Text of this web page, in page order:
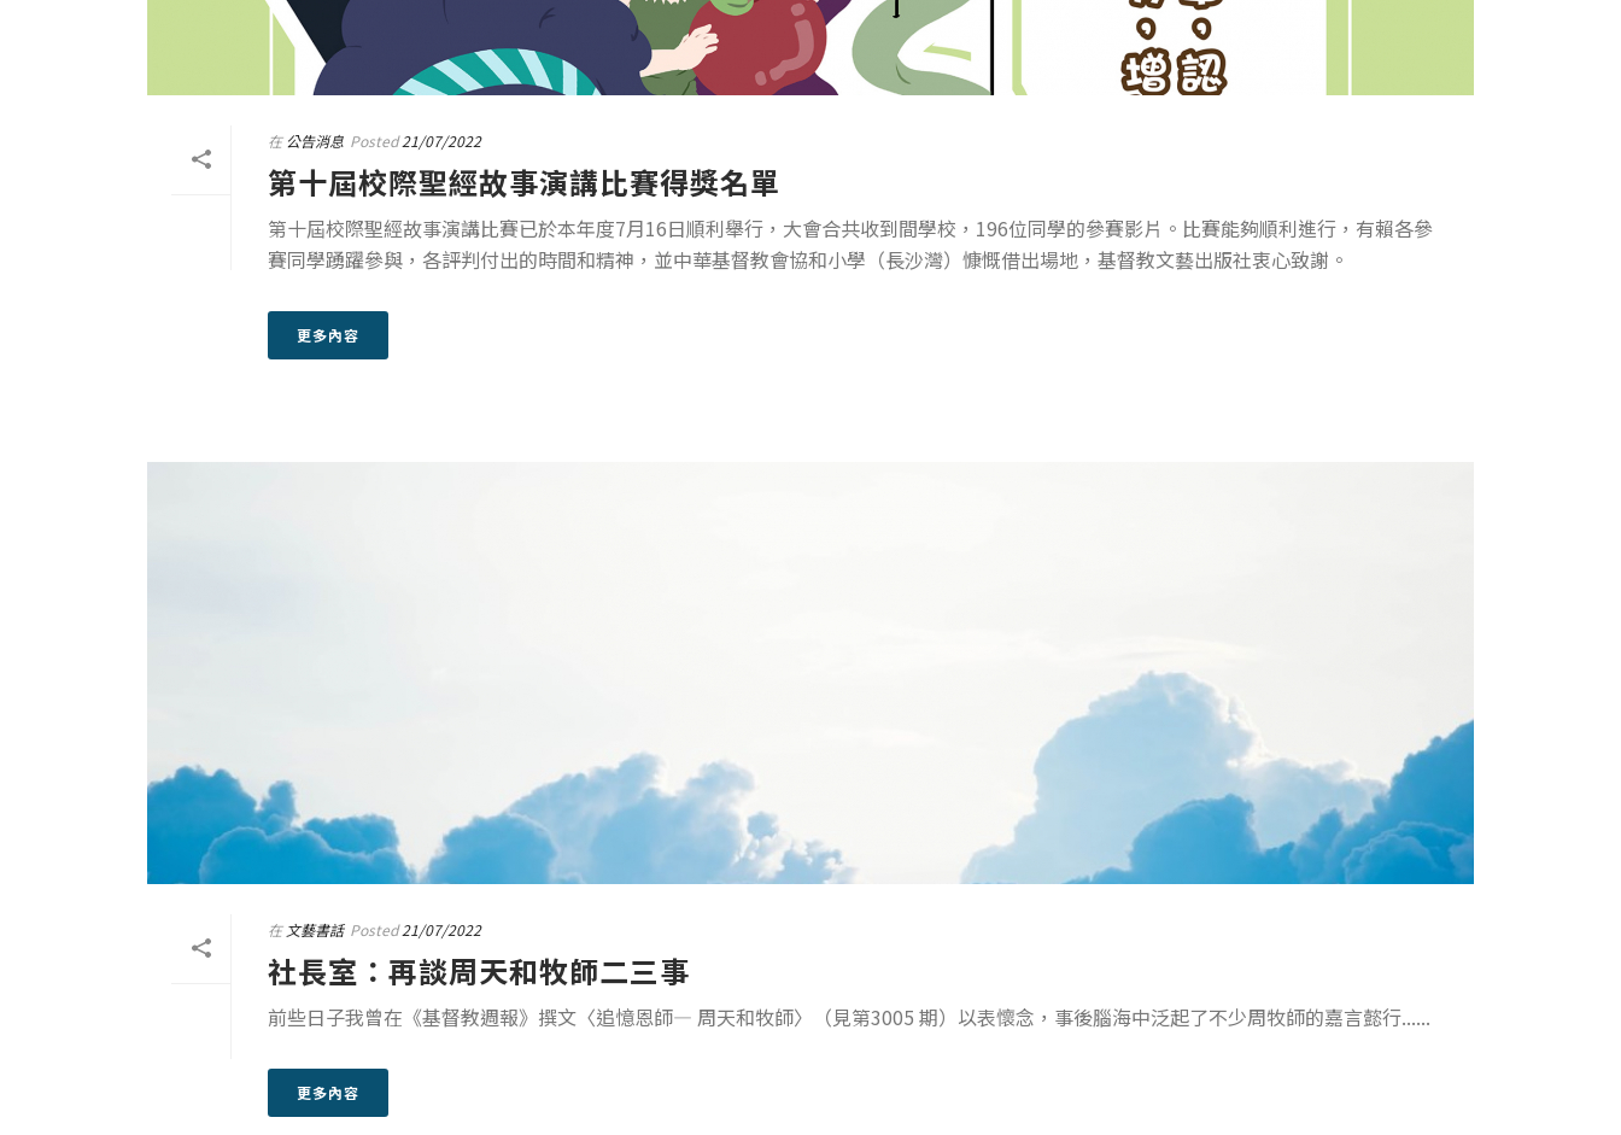
在 公告消息 Posted 21/07/2022
第十屆校際聖經故事演講比賽得獎名單
第十屆校際聖經故事演講比賽已於本年度7月16日順利舉行，大會合共收到間學校，196位同學的參賽影片。比賽能夠順利進行，有賴各參
賽同學踴躍參與，各評判付出的時間和精神，並中華基督教會協和小學（長沙灣）慷慨借出場地，基督教文藝出版社衷心致謝。
更多內容
在 文藝書話 Posted 21/07/2022
社長室：再談周天和牧師二三事
前些日子我曾在《基督教週報》撰文〈追憶恩師— 周天和牧師〉（見第3005 期）以表懷念，事後腦海中泛起了不少周牧師的嘉言懿行......
更多內容